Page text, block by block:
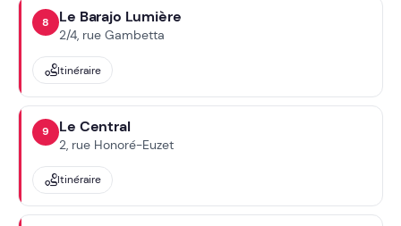
8 Le Barajo Lumière
2/4, rue Gambetta
Itinéraire
9 Le Central
2, rue Honoré-Euzet
Itinéraire